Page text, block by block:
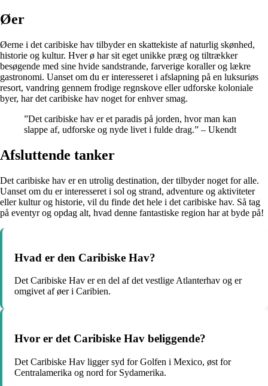
Øer
Øerne i det caribiske hav tilbyder en skattekiste af naturlig skønhed,
historie og kultur. Hver ø har sit eget unikke præg og tiltrækker
besøgende med sine hvide sandstrande, farverige koraller og lækre
gastronomi. Uanset om du er interesseret i afslapning på en luksuriøs
resort, vandring gennem frodige regnskove eller udforske koloniale
byer, har det caribiske hav noget for enhver smag.
”Det caribiske hav er et paradis på jorden, hvor man kan
slappe af, udforske og nyde livet i fulde drag.” – Ukendt
Afsluttende tanker
Det caribiske hav er en utrolig destination, der tilbyder noget for alle.
Uanset om du er interesseret i sol og strand, adventure og aktiviteter
eller kultur og historie, vil du finde det hele i det caribiske hav. Så tag
på eventyr og opdag alt, hvad denne fantastiske region har at byde på!
Hvad er den Caribiske Hav?
Det Caribiske Hav er en del af det vestlige Atlanterhav og er
omgivet af øer i Caribien.
Hvor er det Caribiske Hav beliggende?
Det Caribiske Hav ligger syd for Golfen i Mexico, øst for
Centralamerika og nord for Sydamerika.